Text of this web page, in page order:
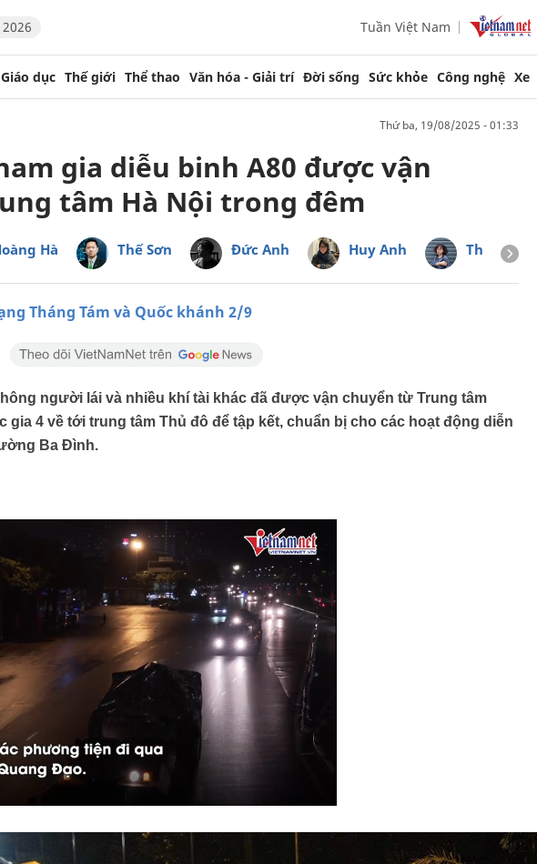
2026 Tuần Việt Nam
Giáo dục Thế giới Thể thao Văn hóa - Giải trí Đời sống Sức khỏe Công nghệ Xe
thứ ba, 19/08/2025 - 01:33
gia diễu binh A80 được vận
tâm Hà Nội trong đêm
Hà Thế Sơn Đức Anh Huy Anh Thạch Thảo
Tháng Tám và Quốc khánh 2/9
người lái và nhiều khí tài khác đã được vận chuyển từ Trung tâm
gia 4 về tới trung tâm Thủ đô để tập kết, chuẩn bị cho các hoạt động diễn
Ba Đình.